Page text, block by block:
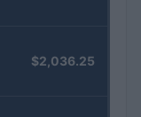
$2,036.25